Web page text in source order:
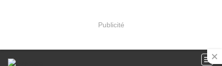
Publicité